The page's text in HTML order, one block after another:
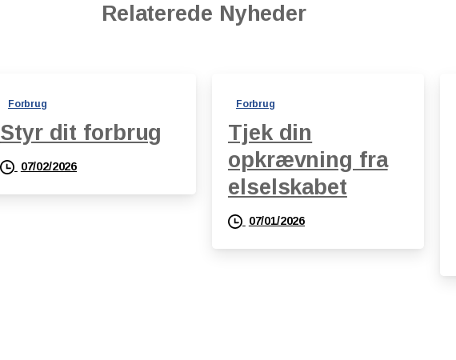
Relaterede Nyheder
Forbrug
Styr dit forbrug
07/02/2026
Forbrug
Tjek din
opkrævning fra
elselskabet
07/01/2026